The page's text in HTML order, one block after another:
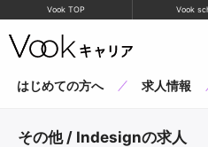
Vook TOP Vook
はじめての方へ 求人情報
その他 / Indesignの求人